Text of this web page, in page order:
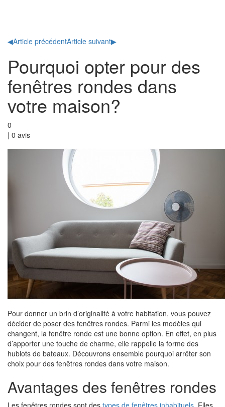
◀Article précédentArticle suivant▶
Pourquoi opter pour des
fenêtres rondes dans
votre maison?
0
| 0 avis
Pour donner un brin d’originalité à votre habitation, vous pouvez
décider de poser des fenêtres rondes. Parmi les modèles qui
changent, la fenêtre ronde est une bonne option. En effet, en plus
d’apporter une touche de charme, elle rappelle la forme des
hublots de bateaux. Découvrons ensemble pourquoi arrêter son
choix pour des fenêtres rondes dans votre maison.
Avantages des fenêtres rondes
Les fenêtres rondes sont des types de fenêtres inhabituels. Elles